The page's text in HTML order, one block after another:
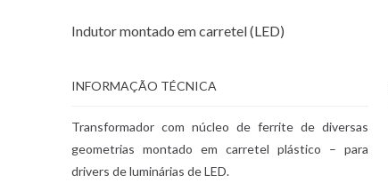
Indutor montado em carretel (LED)
INFORMAÇÃO TÉCNICA
Transformador com núcleo de ferrite de diversas
geometrias montado em carretel plástico – para
drivers de luminárias de LED.